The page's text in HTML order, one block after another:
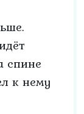
спине
к нему